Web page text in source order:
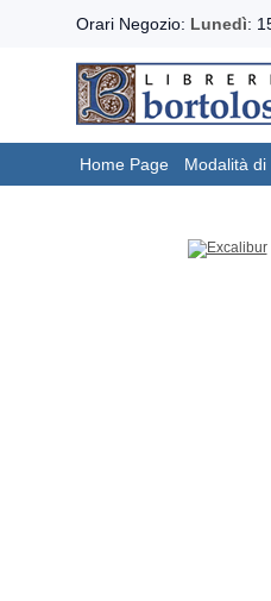
Orari Negozio: Lunedì:
Home Page Modalità